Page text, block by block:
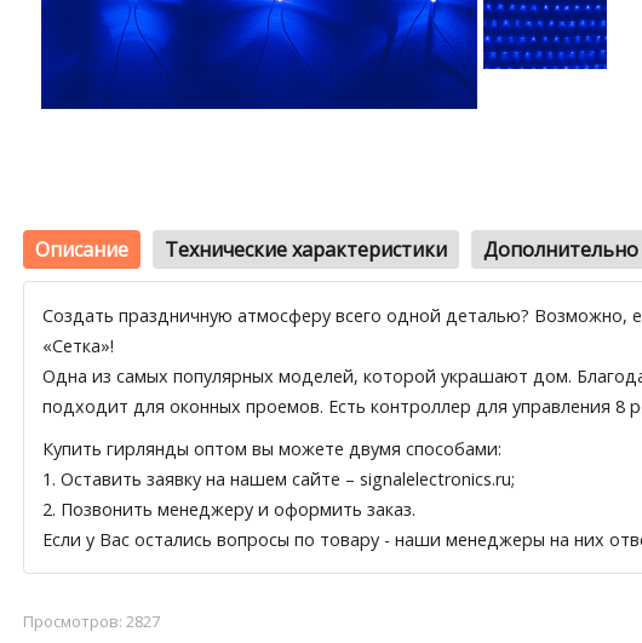
Описание Технические характеристики Дополнительно
Создать праздничную атмосферу всего одной деталью? Возможно,
«Сетка»!
Одна из самых популярных моделей, которой украшают дом.
подходит для оконных проемов. Есть контроллер для управления 8
Купить гирлянды оптом вы можете двумя способами:
1. Оставить заявку на нашем сайте – signalelectronics.ru;
2. Позвонить менеджеру и оформить заказ.
Если у Вас остались вопросы по товару - наши менеджеры на них
Просмотров: 2827